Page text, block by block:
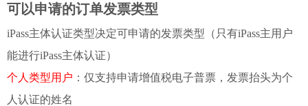
可以申请的订单发票类型
iPass主体认证类型决定可申请的发票类型（只有iPass主用户
能进行iPass主体认证）
个人类型用户 ：仅支持申请增值税电子普票，发票抬头为个
人认证的姓名